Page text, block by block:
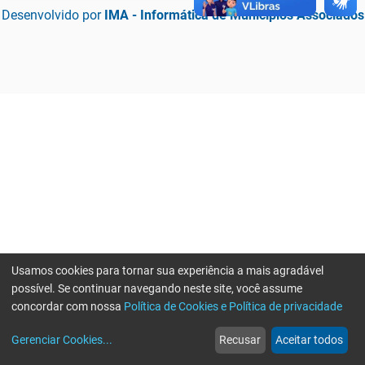
Desenvolvido por IMA - Informática de Municípios Associados
web
Notícias
more_horiz
Mais
Usamos cookies para tornar sua experiência a mais agradável
possível. Se continuar navegando neste site, você assume
concordar com nossa Política de Cookies e Política de privacidade
Gerenciar Cookies... Recusar Aceitar todos
Erro ao enviar informações, por favor tente novamente